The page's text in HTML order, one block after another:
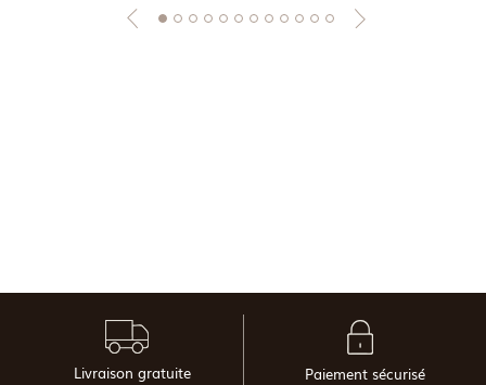
Livraison gratuite Paiement sécurisé